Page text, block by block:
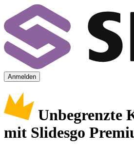
Anmelden
Unbegrenzte
mit Slidesgo